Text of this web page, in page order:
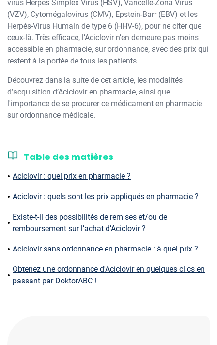
virus Herpes Simplex Virus (HSV), Varicelle-Zona Virus
(VZV), Cytomégalovirus (CMV), Epstein-Barr (EBV) et les
Herpès-Virus Humain de type 6 (HHV-6), pour ne citer que
ceux-là. Très efficace, l’Aciclovir n’en demeure pas moins
accessible en pharmacie, sur ordonnance, avec des prix qui
restent à la portée de tous les patients.
Découvrez dans la suite de cet article, les modalités
d’acquisition d’Aciclovir en pharmacie, ainsi que
l'importance de se procurer ce médicament en pharmacie
sur ordonnance médicale.
Table des matières
Aciclovir : quel prix en pharmacie ?
Aciclovir : quels sont les prix appliqués en pharmacie ?
Existe-t-il des possibilités de remises et/ou de
remboursement sur l’achat d’Aciclovir ?
Aciclovir sans ordonnance en pharmacie : à quel prix ?
Obtenez une ordonnance d'Aciclovir en quelques clics en
passant par DoktorABC !